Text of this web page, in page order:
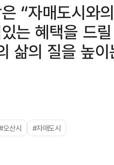
“자매도시와
는 혜택을 드
삶의 질을 높
오산시 #자매도시